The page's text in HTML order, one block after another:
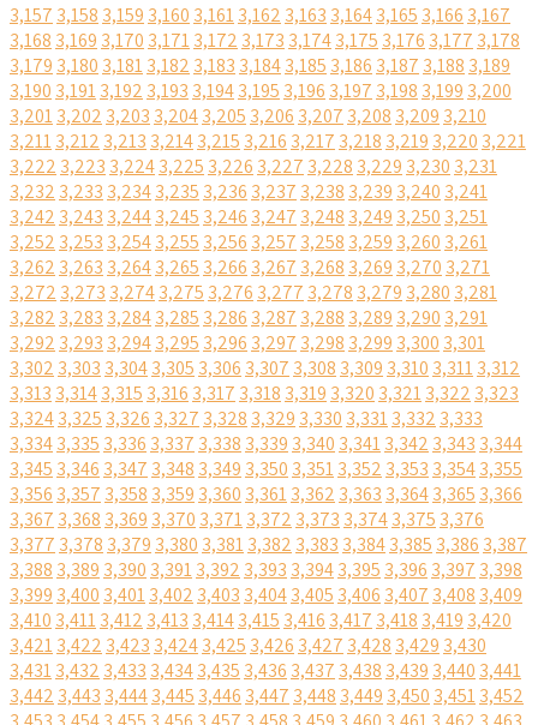
3,157 3,158 3,159 3,160 3,1613,162 3,163 3,1643,165 3,166 3,167
3,168 3,169 3,170 3,1713,172 3,173 3,1743,175 3,176 3,177 3,178
3,179 3,180 3,1813,182 3,183 3,1843,185 3,186 3,187 3,188 3,189
3,190 3,1913,192 3,193 3,1943,195 3,196 3,197 3,198 3,199 3,200
3,2013,202 3,203 3,2043,205 3,206 3,207 3,208 3,209 3,210
3,2113,212 3,213 3,2143,215 3,216 3,217 3,218 3,219 3,220 3,221
3,222 3,223 3,2243,225 3,226 3,227 3,228 3,229 3,230 3,231
3,232 3,233 3,2343,235 3,236 3,237 3,238 3,239 3,240 3,241
3,242 3,243 3,2443,245 3,246 3,247 3,248 3,249 3,250 3,251
3,252 3,253 3,2543,255 3,256 3,257 3,258 3,259 3,260 3,261
3,262 3,263 3,2643,265 3,266 3,267 3,268 3,269 3,270 3,271
3,272 3,273 3,2743,275 3,276 3,277 3,278 3,279 3,280 3,281
3,282 3,283 3,2843,285 3,286 3,287 3,288 3,289 3,290 3,291
3,292 3,293 3,2943,295 3,296 3,297 3,298 3,299 3,300 3,301
3,302 3,303 3,3043,305 3,306 3,307 3,308 3,309 3,310 3,3113,312
3,313 3,3143,315 3,316 3,317 3,318 3,319 3,320 3,3213,322 3,323
3,3243,325 3,326 3,327 3,328 3,329 3,330 3,3313,332 3,333
3,3343,335 3,336 3,337 3,338 3,339 3,340 3,3413,342 3,343 3,344
3,345 3,346 3,347 3,348 3,349 3,350 3,3513,352 3,353 3,3543,355
3,356 3,357 3,358 3,359 3,360 3,3613,362 3,363 3,3643,365 3,366
3,367 3,368 3,369 3,370 3,3713,372 3,373 3,3743,375 3,376
3,377 3,378 3,379 3,380 3,3813,382 3,383 3,3843,385 3,386 3,387
3,388 3,389 3,390 3,3913,392 3,393 3,3943,395 3,396 3,397 3,398
3,399 3,400 3,4013,402 3,403 3,4043,405 3,406 3,407 3,408 3,409
3,410 3,4113,412 3,413 3,4143,415 3,416 3,417 3,418 3,419 3,420
3,4213,422 3,423 3,4243,425 3,426 3,427 3,428 3,429 3,430
3,4313,432 3,433 3,4343,435 3,436 3,437 3,438 3,439 3,440 3,441
3,442 3,443 3,4443,445 3,446 3,447 3,448 3,449 3,450 3,4513,452